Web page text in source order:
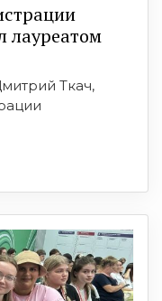
лауреатом
Ткач,